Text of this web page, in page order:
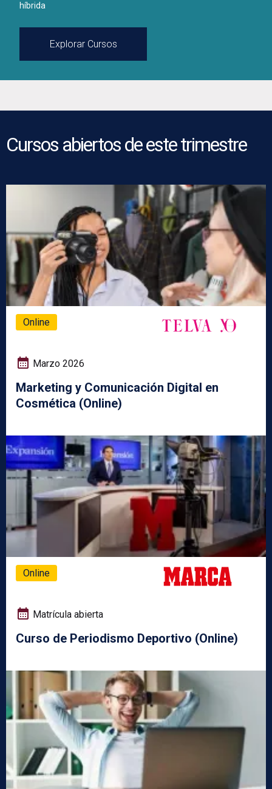
híbrida
Explorar Cursos
Cursos abiertos de este trimestre
Online
Marzo 2026
Marketing y Comunicación Digital en
Cosmética (Online)
Online
Matrícula abierta
Curso de Periodismo Deportivo (Online)